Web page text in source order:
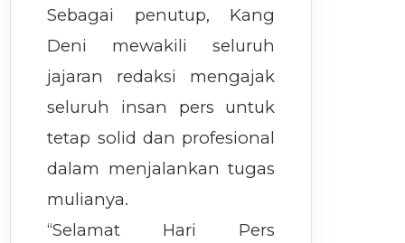
Sebagai penutup, Kang
Deni mewakili seluruh
jajaran redaksi mengajak
seluruh insan pers untuk
tetap solid dan profesional
dalam menjalankan tugas
mulianya.
“Selamat Hari Pers